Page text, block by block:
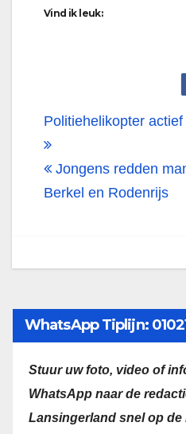
Vind ik leuk:
Bericht
navigatie
Politiehelikopter
Jongens redden
Berkel en Rodenrijs
WhatsApp Tiplijn:
Stuur uw foto, video of
WhatsApp naar de
Lansingerland snel op de